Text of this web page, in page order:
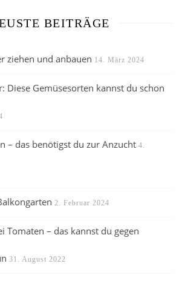
BEITRÄGE
ziehen und anbauen 14. März 2024
Diese Gemüsesorten kannst du schon
– das benötigst du zur Anzucht 4.
2. Februar 2024
Tomaten – das kannst du gegen
31. August 2022